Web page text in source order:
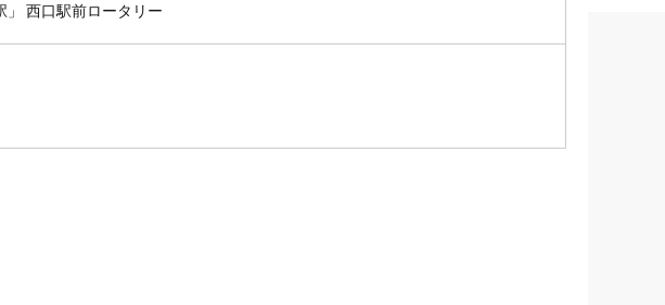
」 西口駅前ロータリー